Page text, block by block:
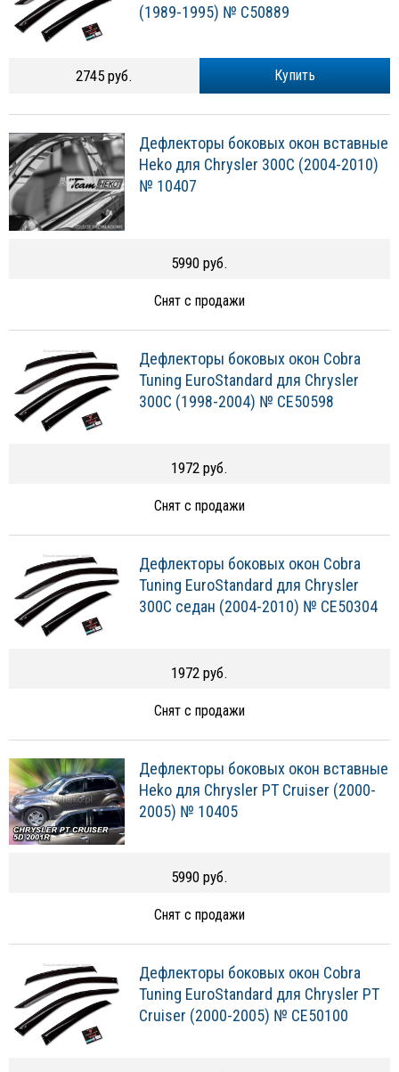
(1989-1995) № C50889
Купить
2745 руб.
Дефлекторы боковых окон вставные
Heko для Chrysler 300C (2004-2010)
№ 10407
5990 руб.
Снят с продажи
Дефлекторы боковых окон Cobra
Tuning EuroStandard для Chrysler
300C (1998-2004) № CE50598
1972 руб.
Снят с продажи
Дефлекторы боковых окон Cobra
Tuning EuroStandard для Chrysler
300C седан (2004-2010) № CE50304
1972 руб.
Снят с продажи
Дефлекторы боковых окон вставные
Heko для Chrysler PT Cruiser (2000-
2005) № 10405
5990 руб.
Снят с продажи
Дефлекторы боковых окон Cobra
Tuning EuroStandard для Chrysler PT
Cruiser (2000-2005) № CE50100